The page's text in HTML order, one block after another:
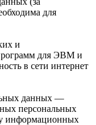
для
и
для ЭВМ и
в сети интернет
данных —
персональных
информационных